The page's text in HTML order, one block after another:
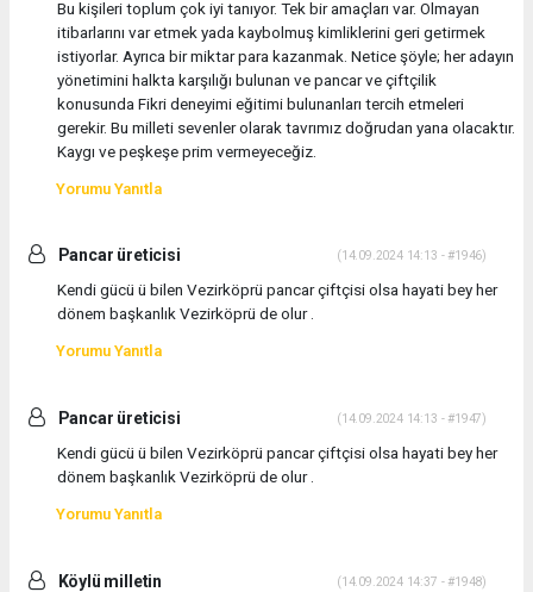
Bu kişileri toplum çok iyi tanıyor. Tek bir amaçları var. Olmayan
itibarlarını var etmek yada kaybolmuş kimliklerini geri getirmek
istiyorlar. Ayrıca bir miktar para kazanmak. Netice şöyle; her adayın
yönetimini halkta karşılığı bulunan ve pancar ve çiftçilik
konusunda Fikri deneyimi eğitimi bulunanları tercih etmeleri
gerekir. Bu milleti sevenler olarak tavrımız doğrudan yana olacaktır.
Kaygı ve peşkeşe prim vermeyeceğiz.
Yorumu Yanıtla
Pancar üreticisi (14.09.2024 14:13 - #1946)
Kendi gücü ü bilen Vezirköprü pancar çiftçisi olsa hayati bey her
dönem başkanlık Vezirköprü de olur .
Yorumu Yanıtla
Pancar üreticisi (14.09.2024 14:13 - #1947)
Kendi gücü ü bilen Vezirköprü pancar çiftçisi olsa hayati bey her
dönem başkanlık Vezirköprü de olur .
Yorumu Yanıtla
Köylü milletin
(14.09.2024 14:37 - #1948)